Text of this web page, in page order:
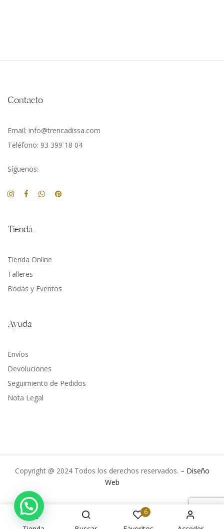
6
Contacto
Email: info@trencadissa.com
Teléfono: 93 399 18 04
Síguenos:
Tienda
Tienda Online
Talleres
Bodas y Eventos
Ayuda
Envíos
Devoluciones
Seguimiento de Pedidos
Nota Legal
Copyright @ 2024 Todos los derechos reservados. – Diseño
Web